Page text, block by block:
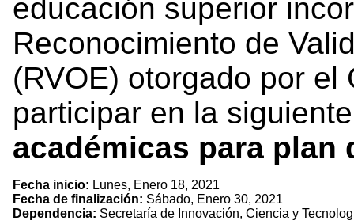
educación superior
Reconocimiento de
(RVOE) otorgado por
participar en la
académicas para
Fecha inicio: Lunes, Enero 18, 2021
Fecha de finalización: Sábado, Enero 30, 2021
Dependencia: Secretaría de Innovación, Ciencia y